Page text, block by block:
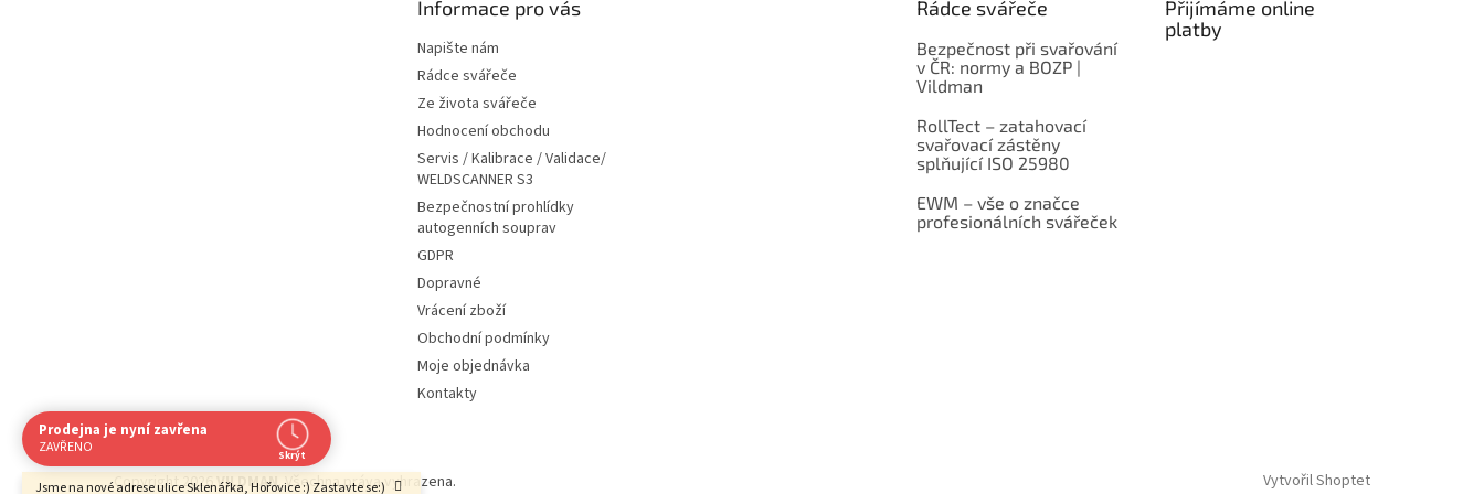
Jsme na nové adrese ulice Sklenářka, Hořovice :) Zastavte se:)
Informace pro vás
Napište nám
Rádce svářeče
Ze života svářeče
Hodnocení obchodu
Servis / Kalibrace / Validace/
WELDSCANNER S3
Bezpečnostní prohlídky
autogenních souprav
GDPR
Dopravné
Vrácení zboží
Obchodní podmínky
Moje objednávka
Kontakty
Rádce svářeče
Bezpečnost při svařování
v ČR: normy a BOZP |
Vildman
RollTect – zatahovací
svařovací zástěny
splňující ISO 25980
EWM – vše o značce
profesionálních svářeček
Přijímáme online
platby
Vytvořil Shoptet
Copyright 2026VILDMAN. Všechna práva vyhrazena.
Prodejna je nyní zavřena
ZAVŘENO Skrýt
Navštivte nás osobně